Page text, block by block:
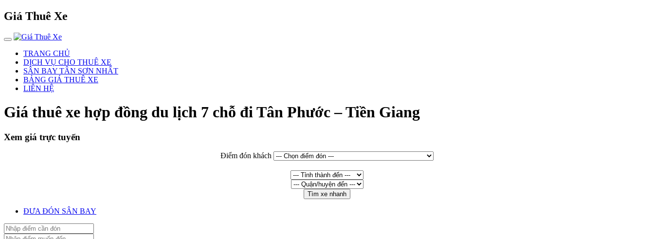
Giá Thuê Xe
TRANG CHỦ
DỊCH VỤ CHO THUÊ XE
SÂN BAY TÂN SƠN NHẤT
BẢNG GIÁ THUÊ XE
LIÊN HỆ
Giá thuê xe hợp đồng du lịch 7 chỗ đi Tân Phước – Tiền Giang
Xem giá trực tuyến
Điểm đón khách
Tìm xe nhanh
ĐƯA ĐÓN SÂN BAY